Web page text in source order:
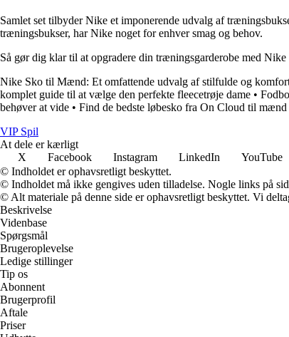
Samlet set tilbyder Nike et imponerende udvalg af
træningsbukser, har Nike noget for enhver smag og behov.
Så gør dig klar til at opgradere din træningsgarderobe med
Nike Sko til Mænd: Et omfattende udvalg af stilfulde og
komplet guide til at vælge den perfekte fleecetrøje dame •
behøver at vide • Find de bedste løbesko fra On Cloud til
VIP Spil
At dele er kærligt
X
Facebook Instagram LinkedIn YouTube
© Indholdet er ophavsretligt beskyttet.
© Indholdet må ikke gengives uden tilladelse. Nogle links på
© Alt materiale på denne side er ophavsretligt beskyttet. Vi
Beskrivelse
Videnbase
Spørgsmål
Brugeroplevelse
Ledige stillinger
Tip os
Abonnent
Brugerprofil
Aftale
Priser